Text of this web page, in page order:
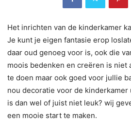
Het inrichten van de kinderkamer
Je kunt je eigen fantasie erop
daar oud genoeg voor is, ook die
moois bedenken en creëren is niet
te doen maar ook goed voor jullie
nou decoratie voor de
is dan wel of juist niet leuk? wij
een mooie start te maken.